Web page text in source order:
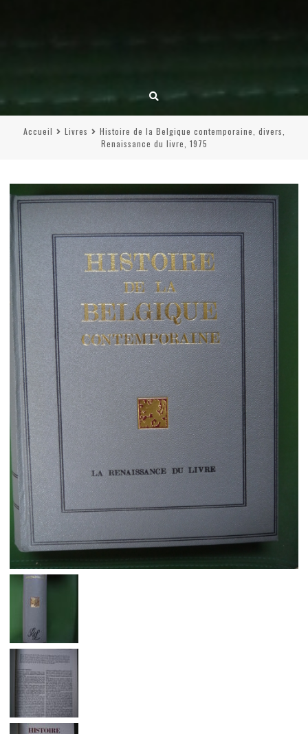
Accueil Livres
Histoire de la Belgique contemporaine, divers,
Renaissance du livre, 1975